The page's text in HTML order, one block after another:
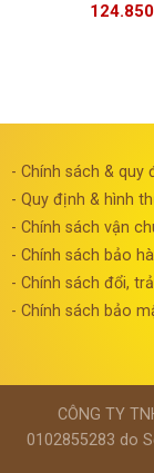
124.850
- Chính sách & quy
- Quy định & hình
- Chính sách vận
- Chính sách bảo
- Chính sách đổi,
- Chính sách bảo
CÔNG TY
0102855283 do